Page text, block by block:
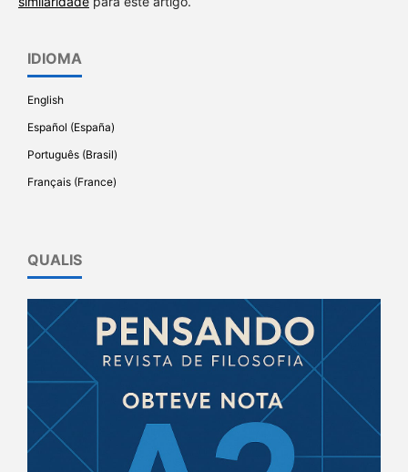
IDIOMA
English
Español (España)
Português (Brasil)
Français (France)
QUALIS